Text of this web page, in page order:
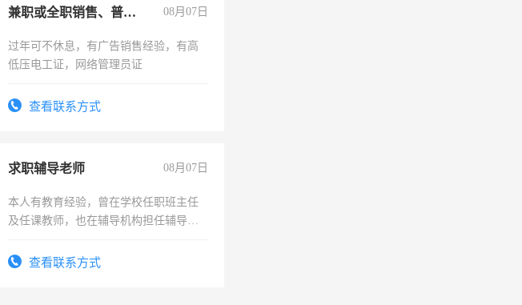
兼职或全职销售、普工、维修 08月07日
过年可不休息，有广告销售经验，有高
低压电工证，网络管理员证
查看联系方式
求职辅导老师 08月07日
本人有教育经验，曾在学校任职班主任
及任课教师，也在辅导机构担任辅导教
查看联系方式